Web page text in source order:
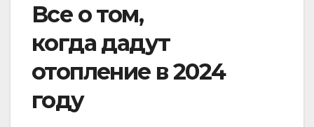
Все о том,
когда дадут
отопление в 2024
году